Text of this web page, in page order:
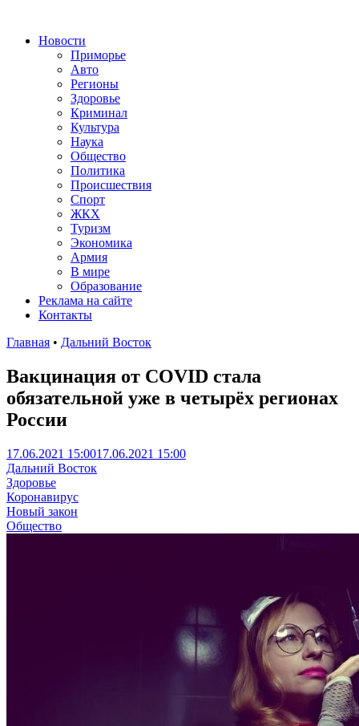
Новости
Приморье
Авто
Регионы
Здоровье
Криминал
Культура
Наука
Общество
Политика
Происшествия
Спорт
ЖКХ
Туризм
Экономика
Армия
В мире
Образование
Реклама на сайте
Контакты
Главная • Дальний Восток
Вакцинация от COVID стала
обязательной уже в четырёх регионах
России
17.06.2021 15:0017.06.2021 15:00
Дальний Восток
Здоровье
Коронавирус
Новый закон
Общество